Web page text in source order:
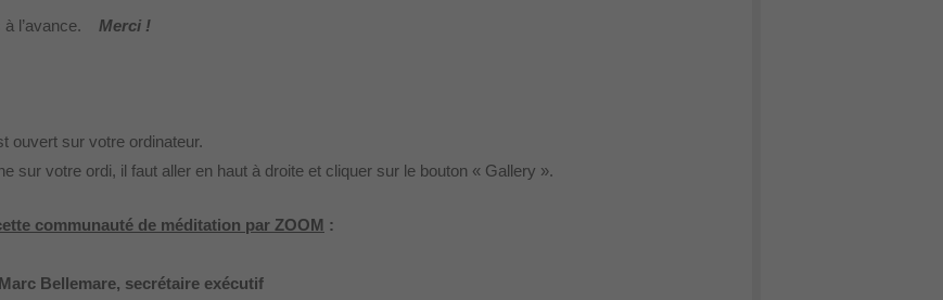
l’avance. Merci !
ouvert sur votre ordinateur.
sur votre ordi, il faut aller en haut à droite et cliquer sur le bouton « Gallery ».
communauté de méditation par ZOOM :
Bellemare, secrétaire exécutif